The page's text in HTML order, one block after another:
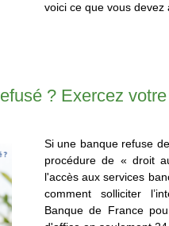
voici ce que vous devez
? Exercez
Si une banque refuse
procédure de « droit
l'accès aux services
comment solliciter
Banque de France